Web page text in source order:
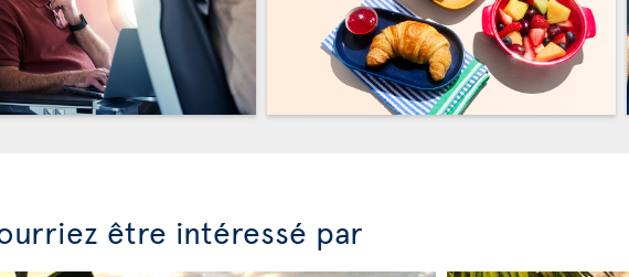
être intéressé par